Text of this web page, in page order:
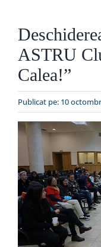
Organizare
Liturgic
Special
ASTRU
Calea!”
Publicat pe: 10